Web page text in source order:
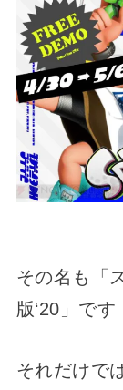
その名も「
版‘20」です
それだけで